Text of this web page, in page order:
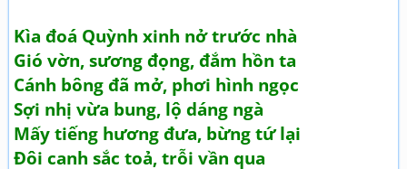
Kìa đoá Quỳnh xinh nở trước nhà
Gió vờn, sương đọng, đắm hồn ta
Cánh bông đã mở, phơi hình ngọc
Sợi nhị vừa bung, lộ dáng ngà
Mấy tiếng hương đưa, bừng tứ lại
Đôi canh sắc toả, trỗi vần qua